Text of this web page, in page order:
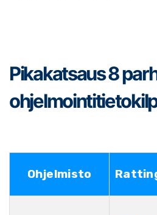
Pikakatsaus 8
Ohjelmisto